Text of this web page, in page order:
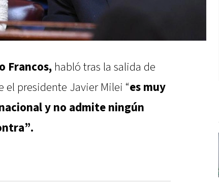
Francos, habló tras la salida de
el presidente Javier Milei “es muy
y no admite ningún